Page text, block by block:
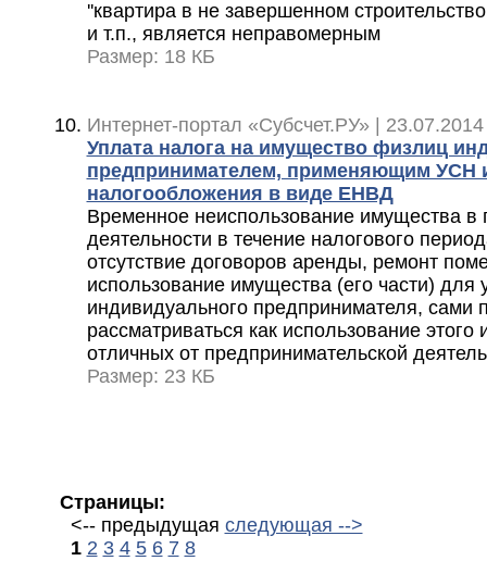
''квартира в не завершенном
и т.п., является неправомерным
Размер: 18 КБ
Интернет-портал «Субсчет.РУ» |
Уплата налога на имущество физлиц
предпринимателем, применяющим УСН
налогообложения в виде ЕНВД
Временное неиспользование имущества в
деятельности в течение налогового
отсутствие договоров аренды, ремонт
использование имущества (его части) для
индивидуального предпринимателя, сами
рассматриваться как использование
отличных от предпринимательской
Размер: 23 КБ
Страницы:
<-- предыдущая следующая -->
1 2 3 4 5 6 7 8